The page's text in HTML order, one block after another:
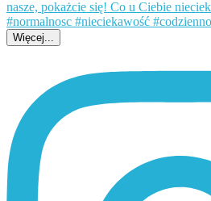
Więcej...